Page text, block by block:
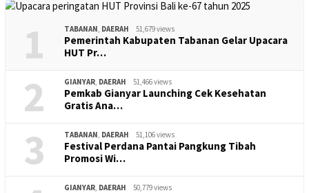
1 TABANAN, DAERAH 51,679 views
Pemerintah Kabupaten Tabanan Gelar Upacara
HUT Pr…
2 GIANYAR, DAERAH 51,466 views
Pemkab Gianyar Launching Cek Kesehatan
Gratis Ana…
3 TABANAN, DAERAH 51,106 views
Festival Perdana Pantai Pangkung Tibah
Promosi Wi…
GIANYAR, DAERAH 50,779 views